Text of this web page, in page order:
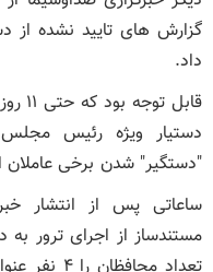
گزارش های تایید نشده از
داد.
دستیار ویژه رئیس
"دستگیر" شدن برخی عاملان